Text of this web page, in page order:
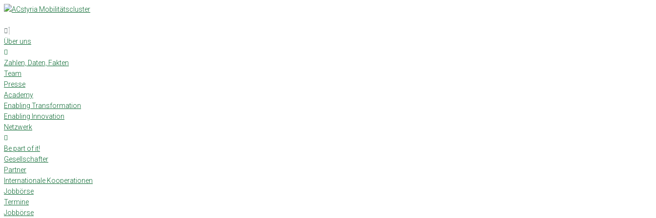
Skip
content
Über uns
Zahlen, Daten, Fakten
Team
Presse
Academy
Enabling Transformation
Enabling Innovation
Netzwerk
Be part of it!
Gesellschafter
Partner
Internationale Kooperationen
Jobbörse
Termine
Jobbörse